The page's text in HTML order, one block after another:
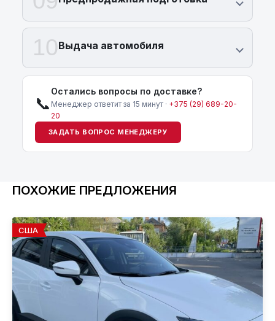
10Выдача автомобиля
📞
Остались вопросы по доставке?
Менеджер ответит за 15 минут · +375 (29) 689-20-
20
ЗАДАТЬ ВОПРОС МЕНЕДЖЕРУ
ПОХОЖИЕ ПРЕДЛОЖЕНИЯ
США